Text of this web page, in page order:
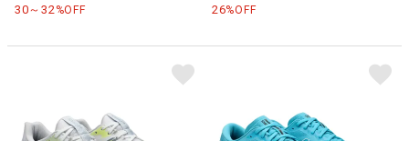
30～32%OFF 26%OFF